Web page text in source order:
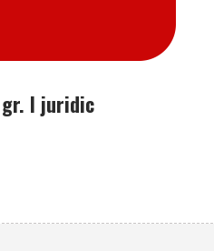
I juridic